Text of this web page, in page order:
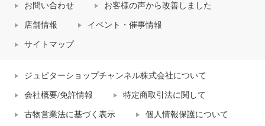
お問い合わせ お客様の声から改善しました
店舗情報 イベント・催事情報
サイトマップ
ジュピターショップチャンネル株式会社について
会社概要/免許情報 特定商取引法に関して
古物営業法に基づく表示 個人情報保護について